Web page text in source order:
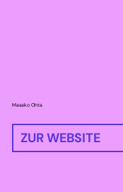
Masako Ohta
ZUR WEBSITE